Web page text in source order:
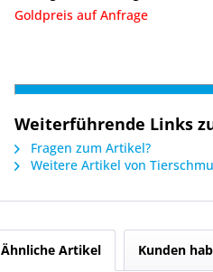
Goldpreis auf Anfrage
Weiterführende Links
Fragen zum Artikel?
Weitere Artikel von
Ähnliche Artikel Kunden